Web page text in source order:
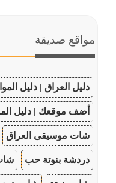
مواقع صديقة
دليل العراق | دليل
أضف موقعك | دليل
شات موسيقى العراق
دردشة بنوتة حب